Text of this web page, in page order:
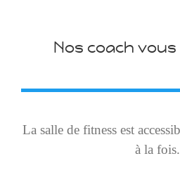
Nos coach
La salle de fitness est
à la fois.